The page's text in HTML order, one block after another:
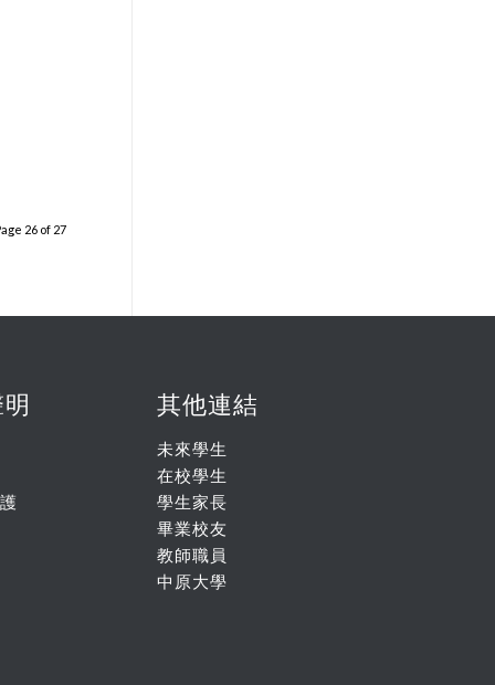
26 of 27
其他連結
未來學生
在校學生
學生家長
畢業校友
教師職員
中原大學